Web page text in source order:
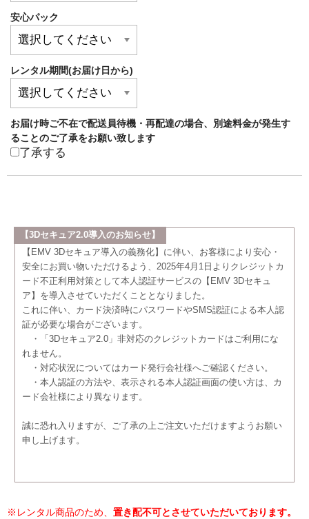
安心パック
レンタル期間(お届け日から)
お届け時ご不在で配送員待機・再配達の場合、別途料金が発生す
ることのご了承をお願い致します
了承する
【3Dセキュア2.0導入のお知らせ】
【EMV 3Dセキュア導入の義務化】に伴い、お客様により安心・
安全にお買い物いただけるよう、2025年4月1日よりクレジットカ
ード不正利用対策として本人認証サービスの【EMV 3Dセキュ
ア】を導入させていただくこととなりました。
これに伴い、カード決済時にパスワードやSMS認証による本人認
証が必要な場合がございます。
・「3Dセキュア2.0」非対応のクレジットカードはご利用にな
れません。
・対応状況についてはカード発行会社様へご確認ください。
・本人認証の方法や、表示される本人認証画面の使い方は、カ
ード会社様により異なります。
誠に恐れ入りますが、ご了承の上ご注文いただけますようお願い
申し上げます。
※レンタル商品のため、 置き配不可とさせていただいております。